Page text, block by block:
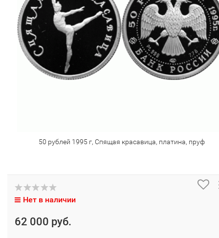
50 рублей 1995 г, Спящая красавица, платина, пруф
Нет в наличии
62 000 руб.